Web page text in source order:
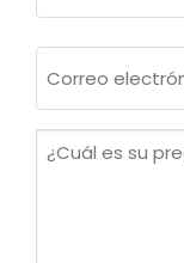
electrónico
¿Cuál